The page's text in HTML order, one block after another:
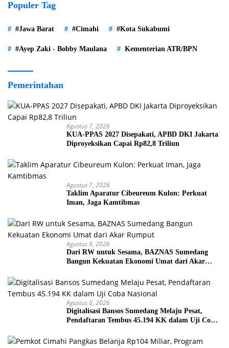
Populer Tag
#Jawa Barat #Cimahi #Kota Sukabumi
#Ayep Zaki - Bobby Maulana Kementerian ATR/BPN
Pemerintahan
Agustus 7, 2026
KUA-PPAS 2027 Disepakati, APBD DKI Jakarta
Diproyeksikan Capai Rp82,8 Triliun
Agustus 7, 2026
Taklim Aparatur Cibeureum Kulon: Perkuat
Iman, Jaga Kamtibmas
Agustus 6, 2026
Dari RW untuk Sesama, BAZNAS Sumedang
Bangun Kekuatan Ekonomi Umat dari Akar
Agustus 6, 2026
Digitalisasi Bansos Sumedang Melaju Pesat,
Pendaftaran Tembus 45.194 KK dalam Uji Coba